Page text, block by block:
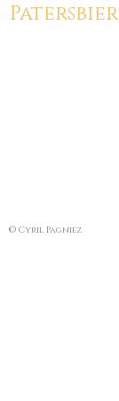
Patersbier
© Cyril Pagniez